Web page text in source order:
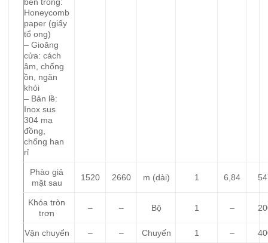
Honeycomb
paper (giấy
tổ ong)
– Gioăng
cửa: cách
âm, chống
ồn, ngăn
khói
– Bản lề:
Inox sus
304 mạ
đồng,
chống han
rỉ
Phào giả
mặt sau
1520 2660 m (dài) 1 6,84
Khóa tròn
trơn
– – Bộ 1 –
Vận chuyển – – Chuyến 1 –